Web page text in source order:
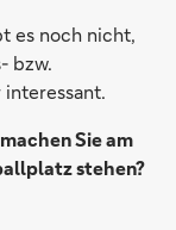
es noch nicht,
bzw.
Sie am
stehen?